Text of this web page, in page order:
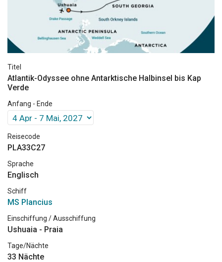
Titel
Atlantik-Odyssee ohne Antarktische Halbinsel bis Kap
Verde
Anfang - Ende
Reisecode
PLA33C27
Sprache
Englisch
Schiff
MS Plancius
Einschiffung / Ausschiffung
Ushuaia - Praia
Tage/Nächte
33 Nächte